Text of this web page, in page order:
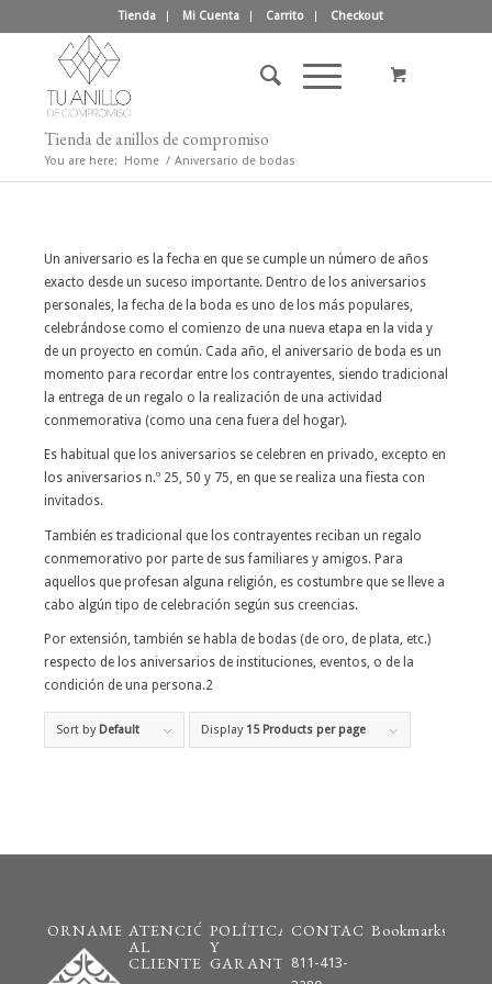
Tienda Mi Cuenta Carrito Checkout
Tienda de anillos de compromiso
You are here: Home / Aniversario de bodas
Un aniversario es la fecha en que se cumple un número de años
exacto desde un suceso importante. Dentro de los aniversarios
personales, la fecha de la boda es uno de los más populares,
celebrándose como el comienzo de una nueva etapa en la vida y
de un proyecto en común. Cada año, el aniversario de boda es un
momento para recordar entre los contrayentes, siendo tradicional
la entrega de un regalo o la realización de una actividad
conmemorativa (como una cena fuera del hogar).
Es habitual que los aniversarios se celebren en privado, excepto en
los aniversarios n.º 25, 50 y 75, en que se realiza una fiesta con
invitados.
También es tradicional que los contrayentes reciban un regalo
conmemorativo por parte de sus familiares y amigos. Para
aquellos que profesan alguna religión, es costumbre que se lleve a
cabo algún tipo de celebración según sus creencias.
Por extensión, también se habla de bodas (de oro, de plata, etc.)
respecto de los aniversarios de instituciones, eventos, o de la
condición de una persona.2
Sort by Default Display 15 Products per page
ORNAMENTOATENCIÓN
AL
CLIENTE
POLÍTICAS
Y
GARANTÍAS
CONTACTO
811-413-
Bookmarks